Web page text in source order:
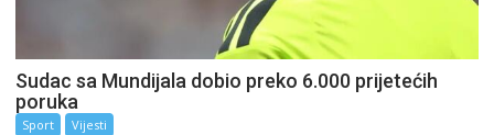
Sudac sa Mundijala dobio preko 6.000 prijetećih
poruka
Sport Vijesti